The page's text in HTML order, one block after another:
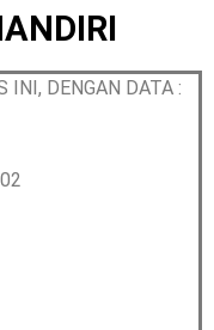
INI, DENGAN DATA :